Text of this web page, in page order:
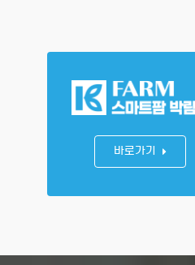
바로가기